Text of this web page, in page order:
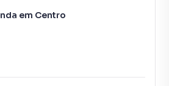
em Centro